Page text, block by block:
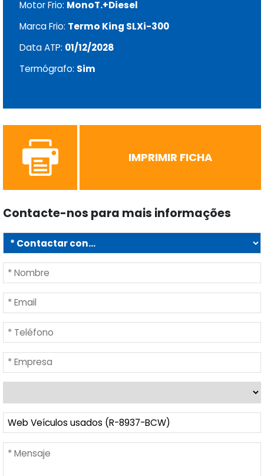
Motor Frio: MonoT.+Diesel
Marca Frio: Termo King SLXi-300
Data ATP: 01/12/2028
Termógrafo: Sim
IMPRIMIR FICHA
Contacte-nos para mais informações